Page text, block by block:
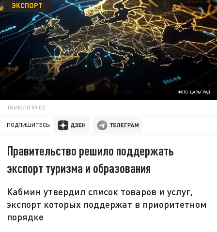
ФОТО: ЦАРЬГРАД
ЭКСПОРТ
18 ИЮЛЯ 09:02
ПОДПИШИТЕСЬ:
Правительство решило поддержать
экспорт туризма и образования
Кабмин утвердил список товаров и услуг,
экспорт которых поддержат в приоритетном
порядке